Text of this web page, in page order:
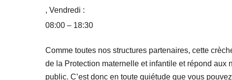
, Vendredi :
08:00 – 18:30
Comme toutes nos structures partenaires, cette
de la Protection maternelle et infantile et répond aux
public. C’est donc en toute quiétude que vous